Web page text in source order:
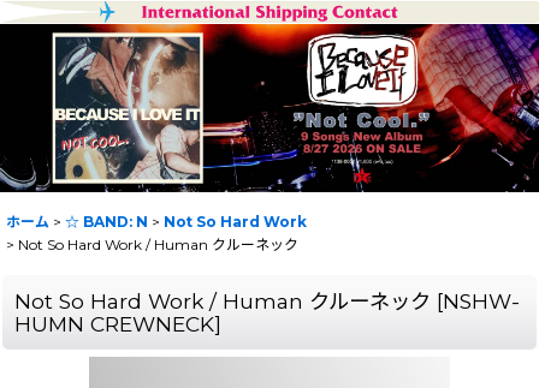
ホーム > ☆ BAND: N > Not So Hard Work
> Not So Hard Work / Human クルーネック
Not So Hard Work / Human クルーネック [NSHW-
HUMN CREWNECK]